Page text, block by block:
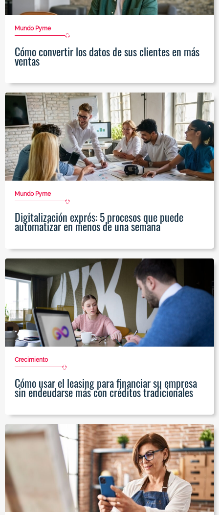
Mundo Pyme
Cómo convertir los datos de sus clientes en más
ventas
Mundo Pyme
Digitalización exprés: 5 procesos que puede
automatizar en menos de una semana
Crecimiento
Cómo usar el leasing para financiar su empresa
sin endeudarse más con créditos tradicionales